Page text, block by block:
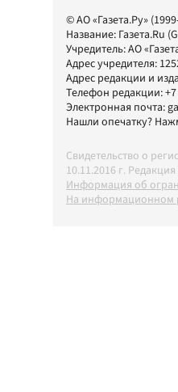
© АО «Газета.Ру»
Название: Газета.Ru
Учредитель:АО
Адрес учредителя:
Адрес редакции и
Телефон редакции:
Электронная почта:
Нашли опечатку?
Свидетельство о
10.11.2016 г.
Информация об
На информационном